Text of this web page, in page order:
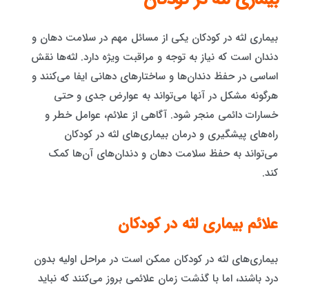
بیماری لثه در کودکان یکی از مسائل مهم در سلامت دهان و
دندان است که نیاز به توجه و مراقبت ویژه دارد. لثه‌ها نقش
اساسی در حفظ دندان‌ها و ساختارهای دهانی ایفا می‌کنند و
هرگونه مشکل در آنها می‌تواند به عوارض جدی و حتی
خسارات دائمی منجر شود. آگاهی از علائم، عوامل خطر و
راه‌های پیشگیری و درمان بیماری‌های لثه در کودکان
می‌تواند به حفظ سلامت دهان و دندان‌های آن‌ها کمک
کند.
علائم بیماری‌ لثه در کودکان
بیماری‌های لثه در کودکان ممکن است در مراحل اولیه بدون
درد باشند، اما با گذشت زمان علائمی بروز می‌کنند که نباید